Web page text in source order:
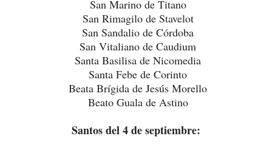
San Marino de Titano
San Rimagilo de Stavelot
San Sandalio de Córdoba
San Vitaliano de Caudium
Santa Basilisa de Nicomedia
Santa Febe de Corinto
Beata Brígida de Jesús Morello
Beato Guala de Astino
Santos del 4 de septiembre: